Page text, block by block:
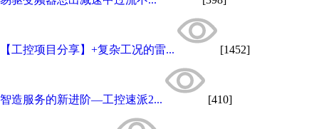
【工控项目分享】+复杂工况的雷... [1452]
智造服务的新进阶—工控速派2... [410]